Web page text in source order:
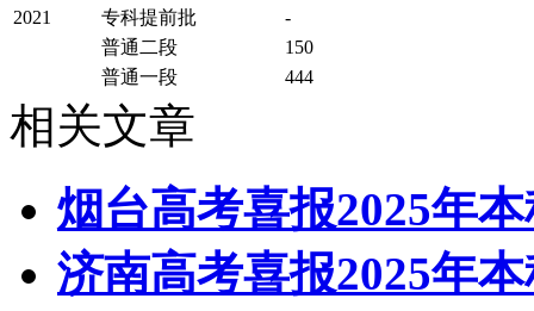
2021
专科提前批
-
普通二段
150
普通一段
444
相关文章
烟台高考喜报2025年
济南高考喜报2025年